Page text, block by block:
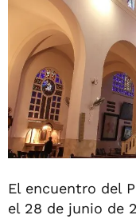
El encuentro del
el 28 de junio de